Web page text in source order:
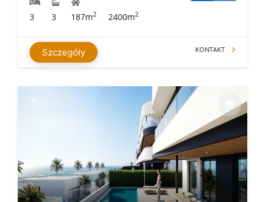
3 3 187m2 2400m2
Szczegóły KONTAKT